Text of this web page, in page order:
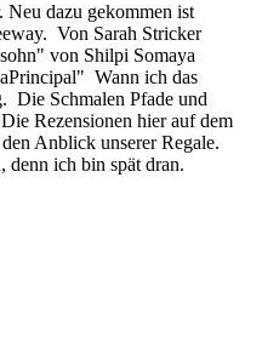
Neu dazu gekommen ist
Von Sarah Stricker
von Shilpi Somaya
Wann ich das
Die Schmalen Pfade und
Rezensionen hier auf dem
Anblick unserer Regale.
denn ich bin spät dran.